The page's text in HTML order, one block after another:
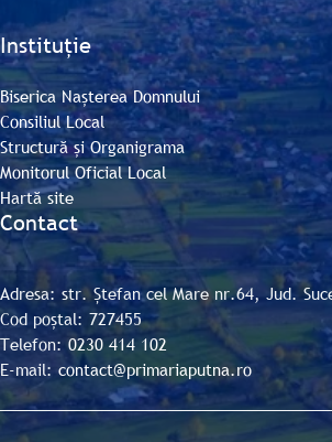
Instituție
Biserica Nașterea Domnului
Consiliul Local
Structură și Organigrama
Monitorul Oficial Local
Hartă site
Contact
Adresa: str. Ștefan cel Mare nr.64, Jud.
Cod poștal: 727455
Telefon: 0230 414 102
E-mail: contact@primariaputna.ro